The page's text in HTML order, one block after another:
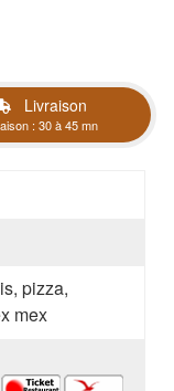
Livraison
: 30 à 45 mn
pizza,
mex